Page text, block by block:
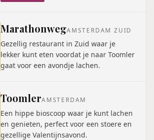
MarathonwegAMSTERDAM ZUID
Gezellig restaurant in Zuid waar je
lekker kunt eten voordat je naar Toomler
gaat voor een avondje lachen.
ToomlerAMSTERDAM
Een hippe bioscoop waar je kunt lachen
en genieten, perfect voor een stoere en
gezellige Valentijnsavond.